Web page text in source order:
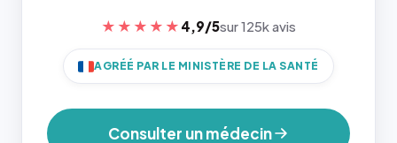
★★★★★ 4,9/5sur 125k avis
AGRÉÉ PAR LE MINISTÈRE DE LA SANTÉ
Consulter un médecin